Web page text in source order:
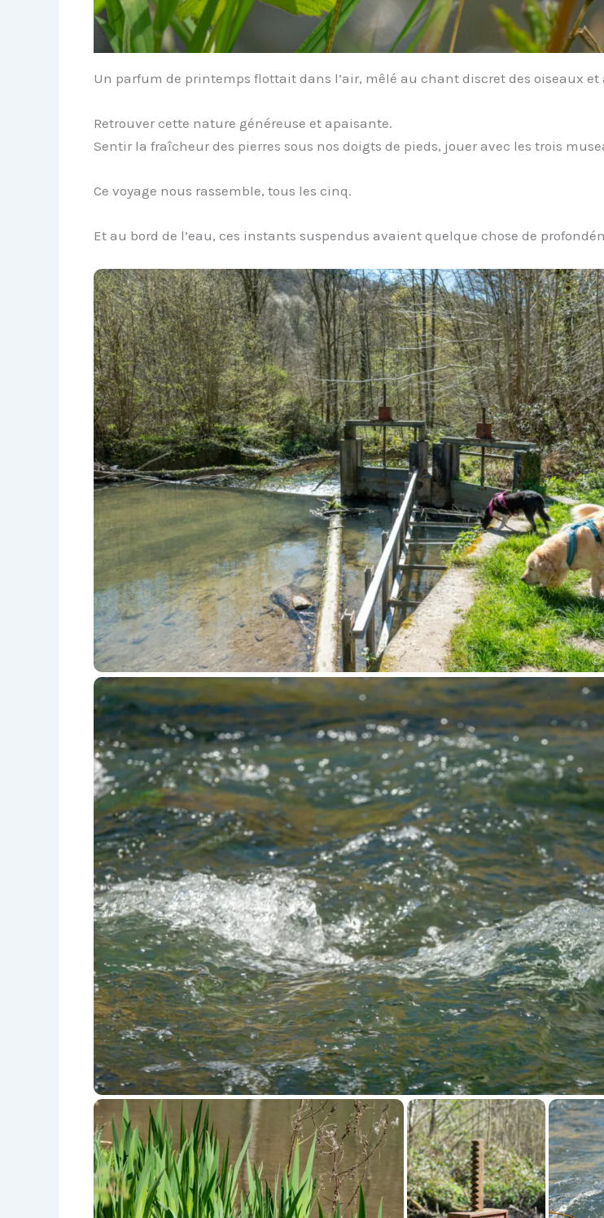
Un parfum de printemps flottait dans l’air, mêlé au chant discret des oiseaux et
Retrouver cette nature généreuse et apaisante.
Sentir la fraîcheur des pierres sous nos doigts de pieds, jouer avec les trois
Ce voyage nous rassemble, tous les cinq.
Et au bord de l’eau, ces instants suspendus avaient quelque chose de